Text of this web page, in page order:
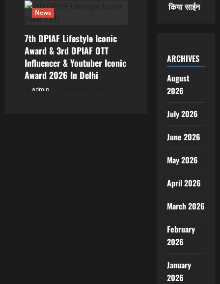
News
7th DPIAF Lifestyle Iconic
Award & 3rd DPIAF OTT
Influencer & Youtuber Iconic
Award 2026 In Delhi
admin
किया साईन
ARCHIVES
August
2026
July 2026
June 2026
May 2026
April 2026
March 2026
February
2026
January
2026